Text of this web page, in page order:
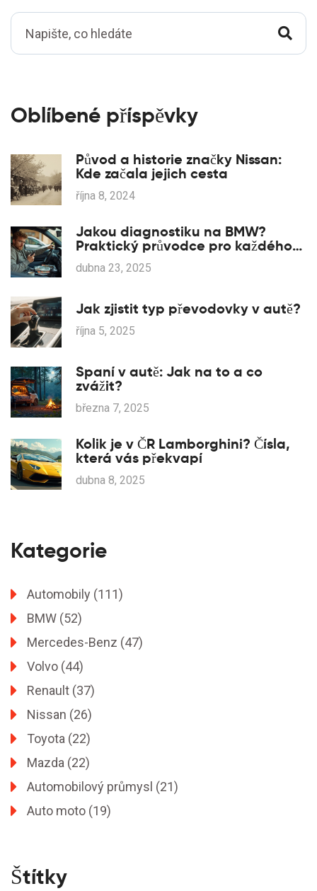
Oblíbené příspěvky
Původ a historie značky Nissan:
Kde začala jejich cesta
října 8, 2024
Jakou diagnostiku na BMW?
Praktický průvodce pro každého
majitele
dubna 23, 2025
Jak zjistit typ převodovky v autě?
října 5, 2025
Spaní v autě: Jak na to a co
zvážit?
března 7, 2025
Kolik je v ČR Lamborghini? Čísla,
která vás překvapí
dubna 8, 2025
Kategorie
Automobily (111)
BMW (52)
Mercedes-Benz (47)
Volvo (44)
Renault (37)
Nissan (26)
Toyota (22)
Mazda (22)
Automobilový průmysl (21)
Auto moto (19)
Štítky